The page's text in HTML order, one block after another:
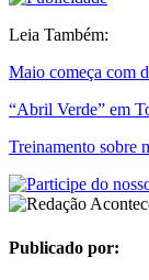
Leia Também:
Maio começa com
“Abril Verde” em
Treinamento sobre
Publicado por: